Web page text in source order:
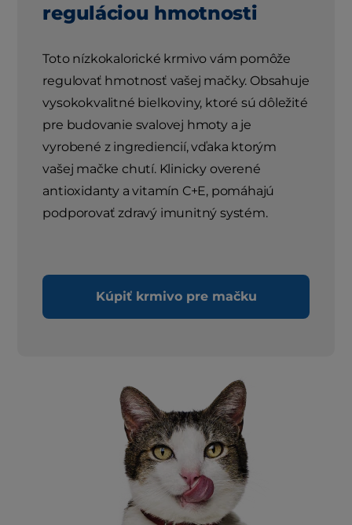
reguláciou hmotnosti
Toto nízkokalorické krmivo vám pomôže
regulovať hmotnosť vašej mačky. Obsahuje
vysokokvalitné bielkoviny, ktoré sú dôležité
pre budovanie svalovej hmoty a je
vyrobené z ingrediencií, vďaka ktorým
vašej mačke chutí. Klinicky overené
antioxidanty a vitamín C+E, pomáhajú
podporovať zdravý imunitný systém.
Kúpiť krmivo pre mačku